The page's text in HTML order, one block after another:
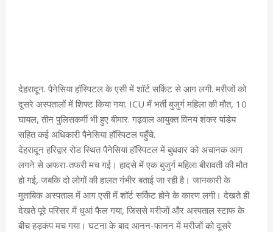
देहरादून. पैनेसिया हॉस्पिटल के एसी में शॉर्ट सर्किट से आग लगी. मरीजों को
दूसरे अस्पतालों में शिफ्ट किया गया. ICU में भर्ती बुजुर्ग महिला की मौत, 10
घायल, तीन पुलिसकर्मी भी हुए बीमार. गढ़वाल आयुक्त विनय शंकर पांडेय
सहित कई अधिकारी पैनेसिया हॉस्पिटल पहुँचे.
देहरादून हरिद्वार रोड स्थित पैनेसिया हॉस्पिटल में बुधवार को अचानक आग
लगने से अफरा-तफरी मच गई। हादसे में एक बुजुर्ग महिला बीरावती की मौत
हो गई, जबकि दो लोगों की हालत गंभीर बताई जा रही है। जानकारी के
मुताबिक अस्पताल में आग एसी में शॉर्ट सर्किट होने के कारण लगी। देखते ही
देखते पूरे परिसर में धुआं फैल गया, जिससे मरीजों और अस्पताल स्टाफ के
बीच हड़कंप मच गया। घटना के बाद आनन-फानन में मरीजों को दूसरे